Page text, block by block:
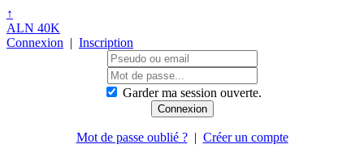
↑
ALN 40K
Connexion | Inscription
Garder ma session ouverte.
Mot de passe oublié ?| Créer un compte